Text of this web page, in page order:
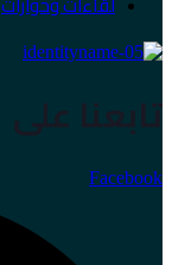
تابعنا على
Facebook